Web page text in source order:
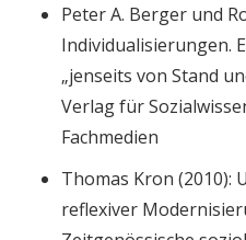
Peter A. Berger und
Individualisierungen.
„jenseits von Stand
Verlag für
Fachmedien
Thomas Kron (2010):
reflexiver